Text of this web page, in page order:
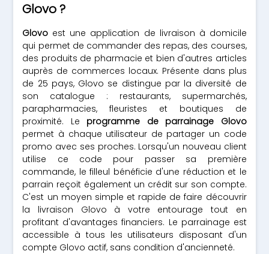
Glovo ?
Glovo est une application de livraison à domicile
qui permet de commander des repas, des courses,
des produits de pharmacie et bien d'autres articles
auprès de commerces locaux. Présente dans plus
de 25 pays, Glovo se distingue par la diversité de
son catalogue : restaurants, supermarchés,
parapharmacies, fleuristes et boutiques de
proximité. Le programme de parrainage Glovo
permet à chaque utilisateur de partager un code
promo avec ses proches. Lorsqu'un nouveau client
utilise ce code pour passer sa première
commande, le filleul bénéficie d'une réduction et le
parrain reçoit également un crédit sur son compte.
C'est un moyen simple et rapide de faire découvrir
la livraison Glovo à votre entourage tout en
profitant d'avantages financiers. Le parrainage est
accessible à tous les utilisateurs disposant d'un
compte Glovo actif, sans condition d'ancienneté.